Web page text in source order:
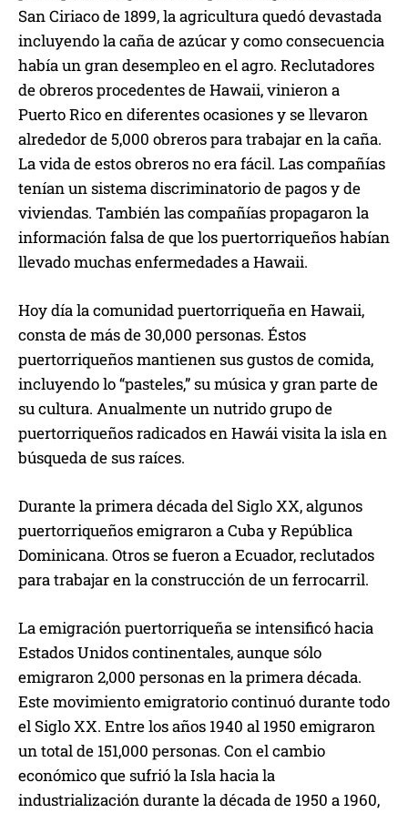
San Ciriaco de 1899, la agricultura quedó devastada
incluyendo la caña de azúcar y como consecuencia
había un gran desempleo en el agro. Reclutadores
de obreros procedentes de Hawaii, vinieron a
Puerto Rico en diferentes ocasiones y se llevaron
alrededor de 5,000 obreros para trabajar en la caña.
La vida de estos obreros no era fácil. Las compañías
tenían un sistema discriminatorio de pagos y de
viviendas. También las compañías propagaron la
información falsa de que los puertorriqueños habían
llevado muchas enfermedades a Hawaii.
Hoy día la comunidad puertorriqueña en Hawaii,
consta de más de 30,000 personas. Éstos
puertorriqueños mantienen sus gustos de comida,
incluyendo lo “pasteles,” su música y gran parte de
su cultura. Anualmente un nutrido grupo de
puertorriqueños radicados en Hawái visita la isla en
búsqueda de sus raíces.
Durante la primera década del Siglo XX, algunos
puertorriqueños emigraron a Cuba y República
Dominicana. Otros se fueron a Ecuador, reclutados
para trabajar en la construcción de un ferrocarril.
La emigración puertorriqueña se intensificó hacia
Estados Unidos continentales, aunque sólo
emigraron 2,000 personas en la primera década.
Este movimiento emigratorio continuó durante todo
el Siglo XX. Entre los años 1940 al 1950 emigraron
un total de 151,000 personas. Con el cambio
económico que sufrió la Isla hacia la
industrialización durante la década de 1950 a 1960,